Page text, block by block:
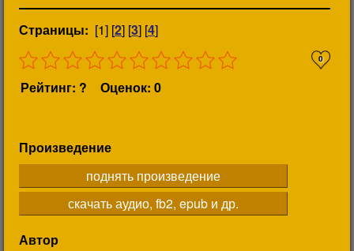
Страницы: [1] [2] [3] [4]
0
Рейтинг: ? Оценок: 0
Произведение
поднять произведение
скачать аудио, fb2, epub и др.
Автор